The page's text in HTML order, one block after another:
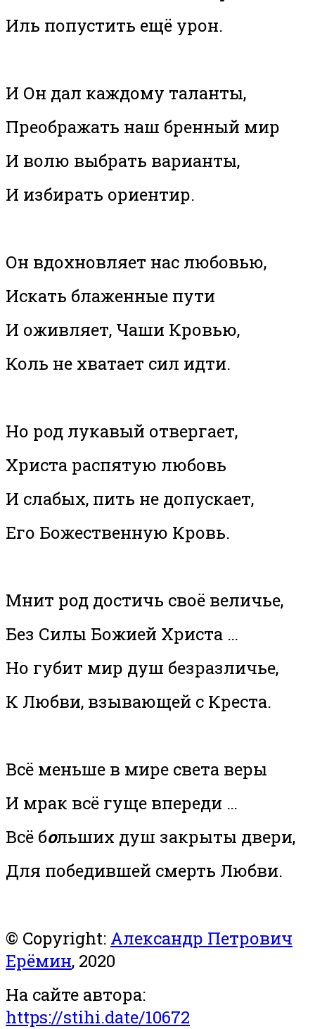
Иль попустить ещё урон.
И Он дал каждому таланты,
Преображать наш бренный мир
И волю выбрать варианты,
И избирать ориентир.
Он вдохновляет нас любовью,
Искать блаженные пути
И оживляет, Чаши Кровью,
Коль не хватает сил идти.
Но род лукавый отвергает,
Христа распятую любовь
И слабых, пить не допускает,
Его Божественную Кровь.
Мнит род достичь своё величье,
Без Силы Божией Христа …
Но губит мир душ безразличье,
К Любви, взывающей с Креста.
Всё меньше в мире света веры
И мрак всё гуще впереди …
Всё больших душ закрыты двери,
Для победившей смерть Любви.
© Copyright: Александр Петрович
Ерёмин, 2020
На сайте автора:
https://stihi.date/10672